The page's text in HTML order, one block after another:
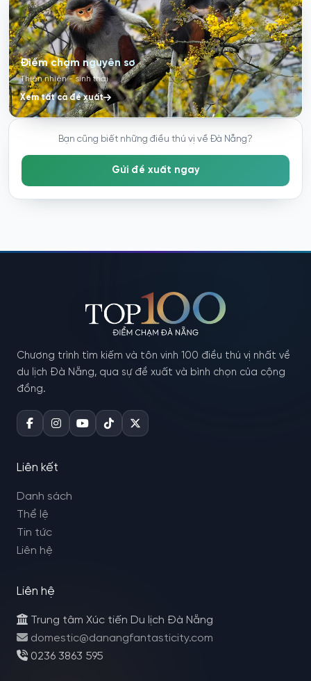
Điểm chạm nguyên sơ
Thiên nhiên - sinh thái
Xem tất cả đề xuất
Bạn cũng biết những điều thú vị về Đà Nẵng?
Gửi đề xuất ngay
Chương trình tìm kiếm và tôn vinh 100 điều thú vị nhất về
du lịch Đà Nẵng, qua sự đề xuất và bình chọn của cộng
đồng.
Liên kết
Danh sách
Thể lệ
Tin tức
Liên hệ
Liên hệ
Trung tâm Xúc tiến Du lịch Đà Nẵng
domestic@danangfantasticity.com
0236 3863 595